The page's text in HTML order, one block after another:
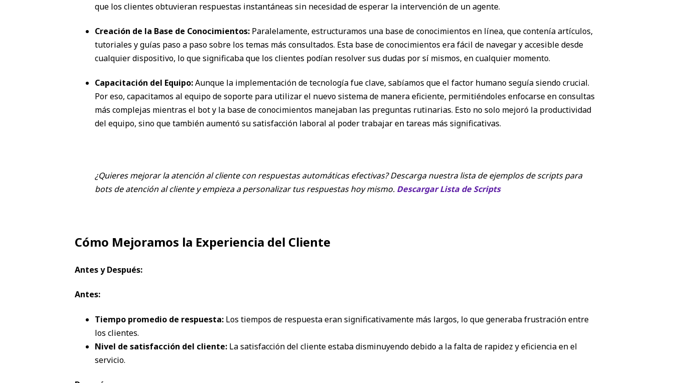
que los clientes obtuvieran respuestas instantáneas sin necesidad de esperar la intervención de un agente.
Creación de la Base de Conocimientos: Paralelamente, estructuramos una base de conocimientos en línea, que contenía artículos,
tutoriales y guías paso a paso sobre los temas más consultados. Esta base de conocimientos era fácil de navegar y accesible desde
cualquier dispositivo, lo que significaba que los clientes podían resolver sus dudas por sí mismos, en cualquier momento.
Capacitación del Equipo:Aunque la implementación de tecnología fue clave, sabíamos que el factor humano seguía siendo crucial.
Por eso, capacitamos al equipo de soporte para utilizar el nuevo sistema de manera eficiente, permitiéndoles enfocarse en consultas
más complejas mientras el bot y la base de conocimientos manejaban las preguntas rutinarias. Esto no solo mejoró la productividad
del equipo, sino que también aumentó su satisfacción laboral al poder trabajar en tareas más significativas.
¿Quieres mejorar la atención al cliente con respuestas automáticas efectivas? Descarga nuestra lista de ejemplos de scripts para
bots de atención al cliente y empieza a personalizar tus respuestas hoy mismo. Descargar Lista de Scripts
Cómo Mejoramos la Experiencia del Cliente
Antes y Después:
Antes:
Tiempo promedio de respuesta: Los tiempos de respuesta eran significativamente más largos, lo que generaba frustración entre
los clientes.
Nivel de satisfacción del cliente: La satisfacción del cliente estaba disminuyendo debido a la falta de rapidez y eficiencia en el
servicio.